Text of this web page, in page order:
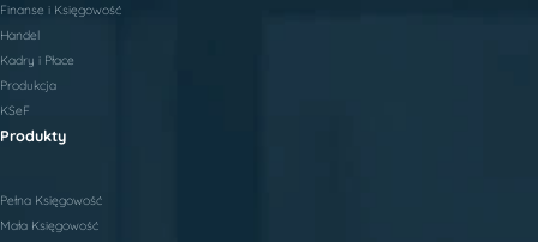
Finanse i Księgowość
Handel
Kadry i Płace
Produkcja
KSeF
Produkty
Pełna Księgowość
Mała Księgowość